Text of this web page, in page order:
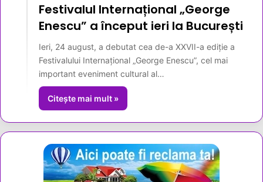
Festivalul Internațional „George
Enescu” a început ieri la București
Ieri, 24 august, a debutat cea de-a XXVII-a ediție a
Festivalului Internațional „George Enescu”, cel mai
important eveniment cultural al…
Citește mai mult »